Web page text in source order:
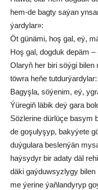
hem-de bag­ty sa­ýan
ýar­dy­lar»:
Öt gü­nä­mi, hoş gal, eý,
Hoş gal, dog­duk de­päm
Ola­ryň her bi­ri söý­gi
töw­ra he­ňe tut­dur­ýar­dy­lar:
Ba­gyş­la, sö­ýe­nim, eý,
Ýü­re­giň lä­bik deý ga­ra
Söz­le­ri­ne dür­lü­çe ba­sym
de go­şu­ly­şyp, ba­ky­ýe­te
duý­gu­la­ra bes­len­ýän
haý­sy­dyr bir ada­ty däl
dä­ki gaý­duw­syz­ly­gy
me ýe­ri­ne ýaň­lan­dy­ryp